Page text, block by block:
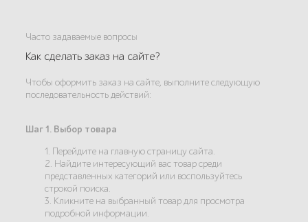
Часто задаваемые вопросы
Как сделать заказ на сайте?
Чтобы оформить заказ на сайте, выполните следующую
последовательность действий:
Шаг 1. Выбор товара
1. Перейдите на главную страницу сайта.
2. Найдите интересующий вас товар среди
представленных категорий или воспользуйтесь
строкой поиска.
3. Кликните на выбранный товар для просмотра
подробной информации.